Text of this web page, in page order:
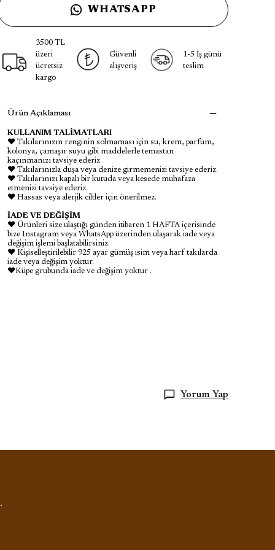
WHATSAPP
3500 TL
üzeri
ücretsiz
kargo
Güvenli
alışveriş
1-5 İş günü
teslim
Ürün Açıklaması
KULLANIM TALİMATLARI
♥ Takılarınızın renginin solmaması için su, krem, parfüm,
kolonya, çamaşır suyu gibi maddelerle temastan
kaçınmanızı tavsiye ederiz.
♥ Takılarınızla duşa veya denize girmemenizi tavsiye ederiz.
♥ Takılarınızı kapalı bir kutuda veya kesede muhafaza
etmenizi tavsiye ederiz.
♥ Hassas veya alerjik ciltler için önerilmez.
İADE VE DEĞİŞİM
♥ Ürünleri size ulaştığı günden itibaren 1 HAFTA içerisinde
bize Instagram veya WhatsApp üzerinden ulaşarak iade veya
değişim işlemi başlatabilirsiniz.
♥ Kişiselleştirilebilir 925 ayar gümüş isim veya harf takılarda
iade veya değişim yoktur.
♥Küpe grubunda iade ve değişim yoktur .
Yorum Yap